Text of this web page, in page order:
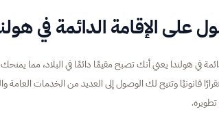
على الإقامة الدائمة في
في هولندا يعني أنك تصبح مقيمًا دائمًا في البلاد، مما
قانونيًا وتتيح لك الوصول إلى العديد من الخدمات العامة